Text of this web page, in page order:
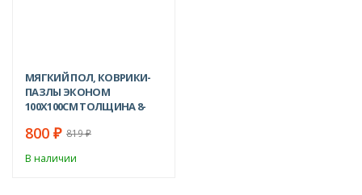
МЯГКИЙ ПОЛ, КОВРИКИ-
ПАЗЛЫ ЭКОНОМ
100Х100СМ ТОЛЩИНА 8-
800 ₽ 819₽
В наличии